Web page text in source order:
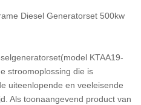
Diesel Generatorset 500kw
(model KTAA19-
stroomoplossing die is
uiteenlopende en veeleisende
Als toonaangevend product van